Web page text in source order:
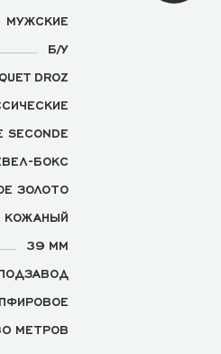
МУЖСКИЕ
Б/У
DROZ
SECONDE
БОКС
ЗОЛОТО
КОЖАНЫЙ
39 ММ
МЕТРОВ